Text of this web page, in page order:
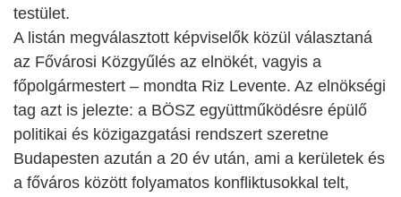
testület.
A listán megválasztott képviselők közül választaná
az Fővárosi Közgyűlés az elnökét, vagyis a
főpolgármestert – mondta Riz Levente. Az elnökségi
tag azt is jelezte: a BÖSZ együttműködésre épülő
politikai és közigazgatási rendszert szeretne
Budapesten azután a 20 év után, ami a kerületek és
a főváros között folyamatos konfliktusokkal telt,